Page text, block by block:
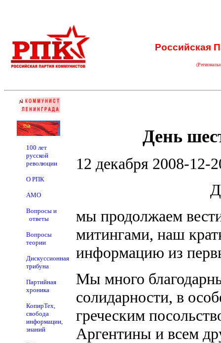
Российская
100 лет
русской
революции
О РПК
АМО
Вопросы и
ответы
Вопросы
теории
Дискуссионная
трибуна
Партийная
хроника
КопирТех,
свобода
информации,
знаний
День
12 декабря 2008-12-
мы продолжаем
митингами, наш
информацию из
Мы много
солидарности, в
греческим
Аргентины и всем